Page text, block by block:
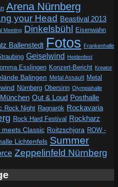
Arena Nürnberg
your Head Beastival 2013
Meeting Dinkelsbühl Eisenwahn
Ballenstedt Fotos Frankenhalle
Geiselwind Heidenfest
Esslingen Konzert-Bericht Kreator
Balingen Metal Assault Metal
Nürnberg Obersinn Olympiahalle
Out & Loud Posthalle
Rock Night Ragnarök Rockavaria
Rock Hard Festival Rockharz
meets Classic Roitzschjora ROW -
Lichtenfels Summer
Zeppelinfeld Nürnberg